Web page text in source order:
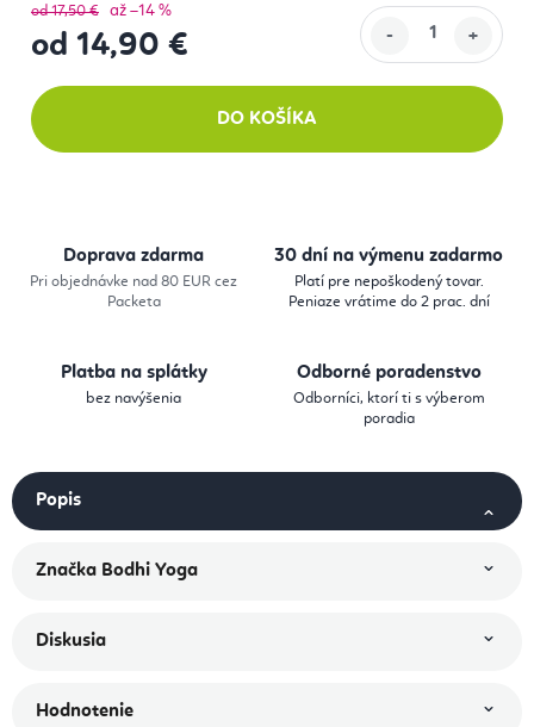
od 17,50 € až –14 %
od 14,90 €
DO KOŠÍKA
Doprava zdarma
Pri objednávke nad 80 EUR cez
Packeta
30 dní na výmenu zadarmo
Platí pre nepoškodený tovar.
Peniaze vrátime do 2 prac. dní
Platba na splátky
bez navýšenia
Odborné poradenstvo
Odborníci, ktorí ti s výberom
poradia
Popis
Značka Bodhi Yoga
Diskusia
Hodnotenie